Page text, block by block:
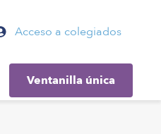
Acceso a colegiados
Ventanilla única